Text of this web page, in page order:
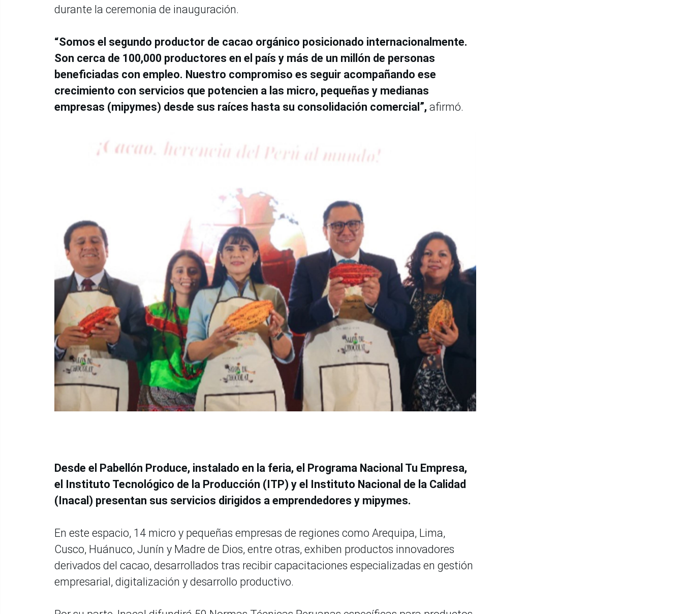
durante la ceremonia de inauguración.
“Somos el segundo productor de cacao orgánico posicionado internacionalmente.
Son cerca de 100,000 productores en el país y más de un millón de personas
beneficiadas con empleo. Nuestro compromiso es seguir acompañando ese
crecimiento con servicios que potencien a las micro, pequeñas y medianas
empresas (mipymes) desde sus raíces hasta su consolidación comercial”, afirmó.
Desde el Pabellón Produce, instalado en la feria, el Programa Nacional Tu Empresa,
el Instituto Tecnológico de la Producción (ITP) y el Instituto Nacional de la Calidad
(Inacal) presentan sus servicios dirigidos a emprendedores y mipymes.
En este espacio, 14 micro y pequeñas empresas de regiones como Arequipa, Lima,
Cusco, Huánuco, Junín y Madre de Dios, entre otras, exhiben productos innovadores
derivados del cacao, desarrollados tras recibir capacitaciones especializadas en gestión
empresarial, digitalización y desarrollo productivo.